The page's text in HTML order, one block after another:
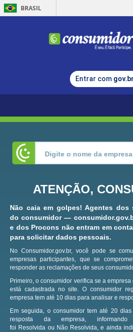
BRASIL
Entrar com gov.br
ATENÇÃO,
Não caia em golpes! Agentes dos
do consumidor —
e dos Procons não entram em
para solicitar dados pessoais.
No Consumidor.gov.br, você pode se
empresas participantes, que se
responder as reclamações de seus
Primeiro, o consumidor verifica se a
está cadastrada no site.O consumidor
empresa tem até 10 dias para analisar e
Em seguida, o consumidor tem até 20
resposta da empresa,
foi Resolvida ou Não Resolvida, e ainda